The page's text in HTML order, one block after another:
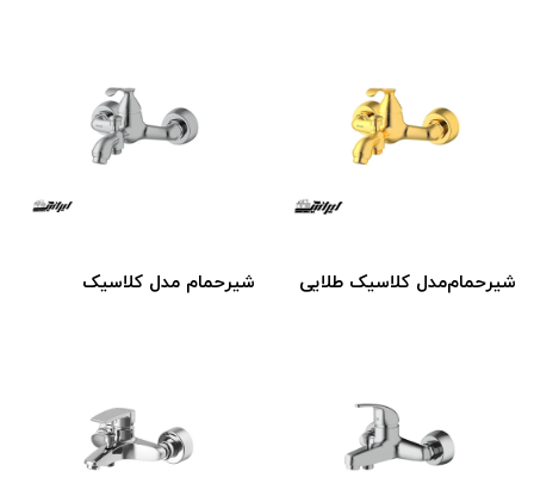
شیر‌حمام‌مدل کلاسیک طلایی شیر‌حمام‌‌ مدل کلاسیک